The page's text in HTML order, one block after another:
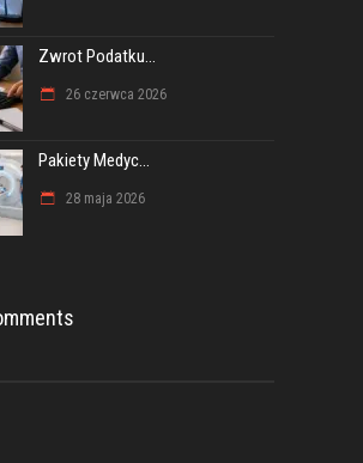
Zwrot Podatku...
26 czerwca 2026
Pakiety Medyc...
28 maja 2026